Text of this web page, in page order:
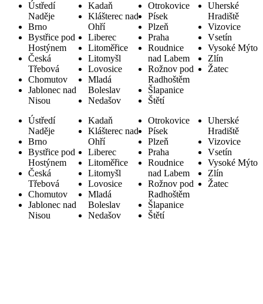
Ústředí
Naděje
Brno
Bystřice pod
Hostýnem
Česká
Třebová
Chomutov
Jablonec nad
Nisou
Kadaň
Klášterec nad
Ohří
Liberec
Litoměřice
Litomyšl
Lovosice
Mladá
Boleslav
Nedašov
Otrokovice
Písek
Plzeň
Praha
Roudnice
nad Labem
Rožnov pod
Radhoštěm
Šlapanice
Štětí
Uherské
Hradiště
Vizovice
Vsetín
Vysoké Mýto
Zlín
Žatec
Ústředí
Naděje
Brno
Bystřice pod
Hostýnem
Česká
Třebová
Chomutov
Jablonec nad
Nisou
Kadaň
Klášterec nad
Ohří
Liberec
Litoměřice
Litomyšl
Lovosice
Mladá
Boleslav
Nedašov
Otrokovice
Písek
Plzeň
Praha
Roudnice
nad Labem
Rožnov pod
Radhoštěm
Šlapanice
Štětí
Uherské
Hradiště
Vizovice
Vsetín
Vysoké Mýto
Zlín
Žatec